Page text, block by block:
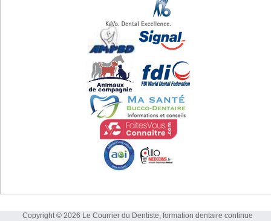
Copyright © 2026 Le Courrier du Dentiste, formation dentaire continue